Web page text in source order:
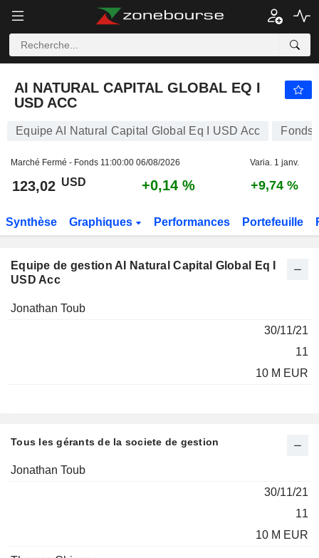
AI NATURAL CAPITAL GLOBAL EQ I
USD ACC
Equipe AI Natural Capital Global Eq I USD Acc Fonds
Marché Fermé - Fonds 11:00:00 06/08/2026 Varia. 1 janv.
123,02 USD +0,14 % +9,74 %
Synthèse Graphiques Performances Portefeuille
Equipe de gestion AI Natural Capital Global Eq I
USD Acc
Jonathan Toub
30/11/21
11
10 M EUR
Tous les gérants de la societe de gestion
Jonathan Toub
30/11/21
11
10 M EUR